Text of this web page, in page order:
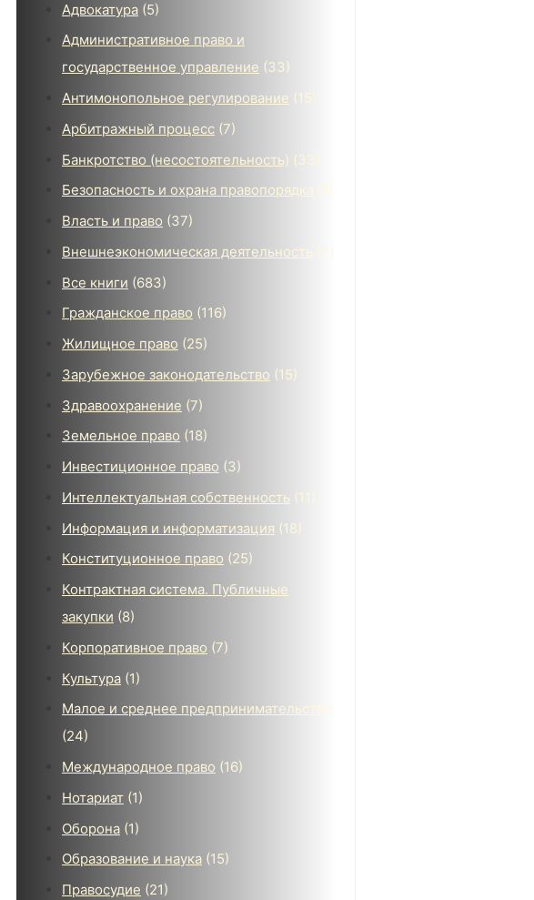
Адвокатура (5)
Административное право и
государственное управление (33)
Антимонопольное регулирование (15)
Арбитражный процесс (7)
Банкротство (несостоятельность) (33)
Безопасность и охрана правопорядка
(1)
Власть и право (37)
Внешнеэкономическая деятельность
(7)
Все книги (683)
Гражданское право (116)
Жилищное право (25)
Зарубежное законодательство (15)
Здравоохранение (7)
Земельное право (18)
Инвестиционное право (3)
Интеллектуальная собственность (11)
Информация и информатизация (18)
Конституционное право (25)
Контрактная система. Публичные
закупки (8)
Корпоративное право (7)
Культура (1)
Малое и среднее предпринимательство
(24)
Международное право (16)
Нотариат (1)
Оборона (1)
Образование и наука (15)
Правосудие (21)